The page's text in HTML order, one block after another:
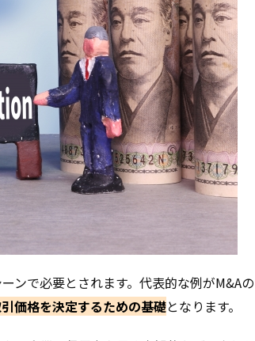
ンで必要とされます。代表的な例がM&Aの
価格を決定するための基礎となります。